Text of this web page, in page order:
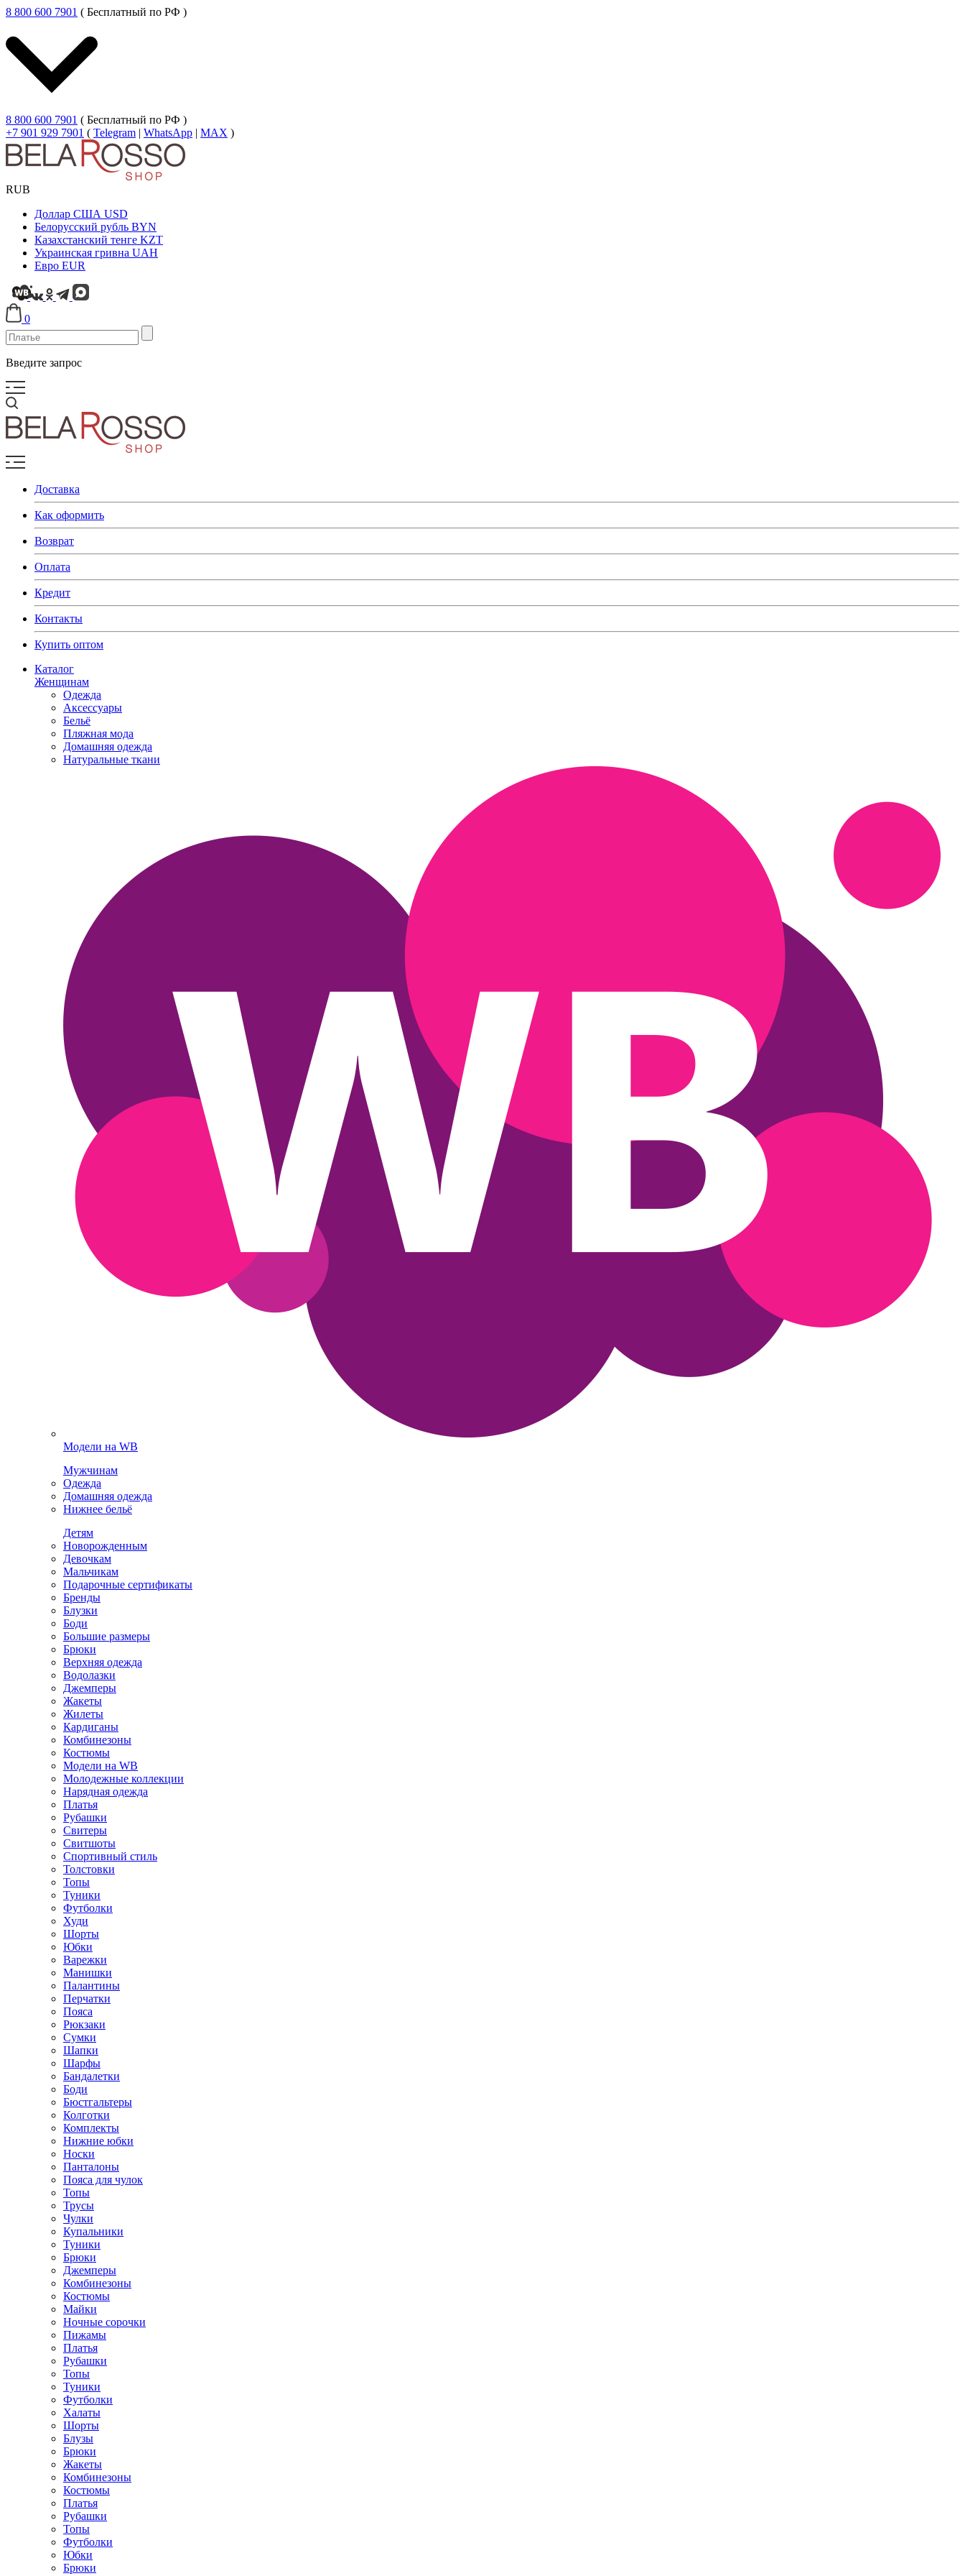
8 800 600 7901 ( Бесплатный по РФ )
8 800 600 7901 ( Бесплатный по РФ )
+7 901 929 7901 ( Telegram | WhatsApp | MAX )
RUB
Доллар США USD
Белорусский рубль BYN
Казахстанский тенге KZT
Украинская гривна UAH
Евро EUR
0
Введите запрос
Доставка
Как оформить
Возврат
Оплата
Кредит
Контакты
Купить оптом
Каталог
Женщинам
Одежда
Аксессуары
Бельё
Пляжная мода
Домашняя одежда
Натуральные ткани
Модели на WB
Мужчинам
Одежда
Домашняя одежда
Нижнее бельё
Детям
Новорожденным
Девочкам
Мальчикам
Подарочные сертификаты
Бренды
Блузки
Боди
Большие размеры
Брюки
Верхняя одежда
Водолазки
Джемперы
Жакеты
Жилеты
Кардиганы
Комбинезоны
Костюмы
Модели на WB
Молодежные коллекции
Нарядная одежда
Платья
Рубашки
Свитеры
Свитшоты
Спортивный стиль
Толстовки
Топы
Туники
Футболки
Худи
Шорты
Юбки
Варежки
Манишки
Палантины
Перчатки
Пояса
Рюкзаки
Сумки
Шапки
Шарфы
Бандалетки
Боди
Бюстгальтеры
Колготки
Комплекты
Нижние юбки
Носки
Панталоны
Поясa для чулок
Топы
Трусы
Чулки
Купальники
Туники
Брюки
Джемперы
Комбинезоны
Костюмы
Майки
Ночные сорочки
Пижамы
Платья
Рубашки
Топы
Туники
Футболки
Халаты
Шорты
Блузы
Брюки
Жакеты
Комбинезоны
Костюмы
Платья
Рубашки
Топы
Футболки
Юбки
Брюки